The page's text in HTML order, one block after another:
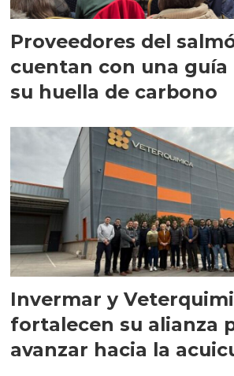
Proveedores del
cuentan con una guía
su huella de carbono
Invermar y
fortalecen su alianza
avanzar hacia la